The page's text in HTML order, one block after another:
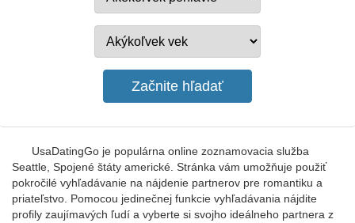
UsaDatingGo je populárna online zoznamovacia služba
Seattle, Spojené štáty americké. Stránka vám umožňuje použiť
pokročilé vyhľadávanie na nájdenie partnerov pre romantiku a
priateľstvo. Pomocou jedinečnej funkcie vyhľadávania nájdite
profily zaujímavých ľudí a vyberte si svojho ideálneho partnera z